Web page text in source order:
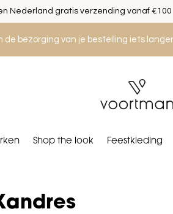
de bezorging van je bestelling iets
Shop the look Feestkleding
Nederland gratis verzending vanaf €100